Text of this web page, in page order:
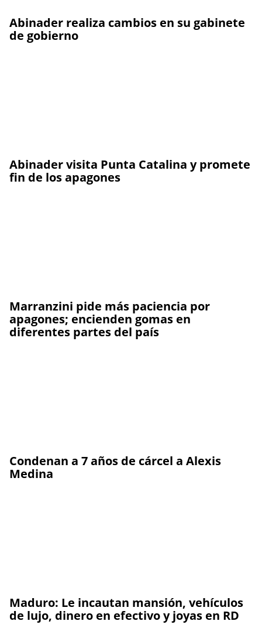
Abinader realiza cambios en su gabinete
de gobierno
Abinader visita Punta Catalina y promete
fin de los apagones
Marranzini pide más paciencia por
apagones; encienden gomas en
diferentes partes del país
Condenan a 7 años de cárcel a Alexis
Medina
Maduro: Le incautan mansión, vehículos
de lujo, dinero en efectivo y joyas en RD